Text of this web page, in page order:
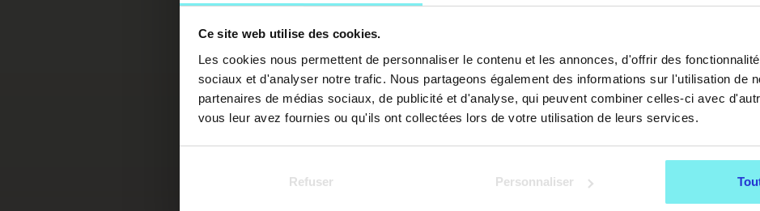
Ce site web utilise des cookies.
Les cookies nous permettent de personnaliser le contenu et les annonces, d'offrir des
sociaux et d'analyser notre trafic. Nous partageons également des informations sur l'utilisation de
partenaires de médias sociaux, de publicité et d'analyse, qui peuvent combiner celles-ci avec
vous leur avez fournies ou qu'ils ont collectées lors de votre utilisation de leurs services.
Refuser Personnaliser